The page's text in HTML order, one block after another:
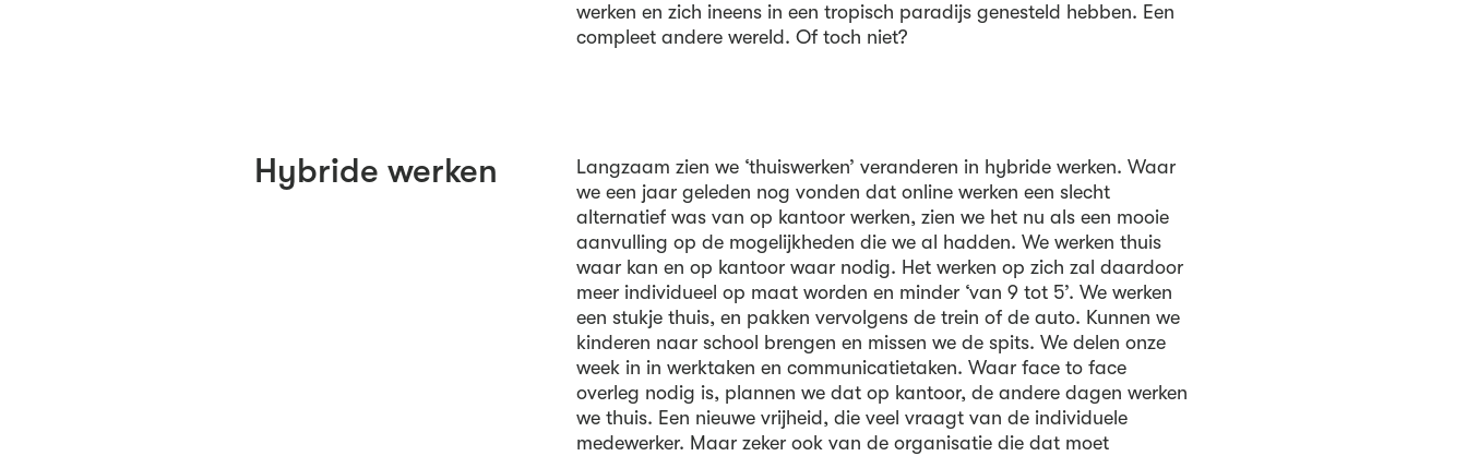
werken en zich ineens in een tropisch paradijs genesteld hebben. Een
compleet andere wereld. Of toch niet?
Hybride werken
Langzaam zien we ‘thuiswerken’ veranderen in hybride werken. Waar
we een jaar geleden nog vonden dat online werken een slecht
alternatief was van op kantoor werken, zien we het nu als een mooie
aanvulling op de mogelijkheden die we al hadden. We werken thuis
waar kan en op kantoor waar nodig. Het werken op zich zal daardoor
meer individueel op maat worden en minder ‘van 9 tot 5’. We werken
een stukje thuis, en pakken vervolgens de trein of de auto. Kunnen we
kinderen naar school brengen en missen we de spits. We delen onze
week in in werktaken en communicatietaken. Waar face to face
overleg nodig is, plannen we dat op kantoor, de andere dagen werken
we thuis. Een nieuwe vrijheid, die veel vraagt van de individuele
medewerker. Maar zeker ook van de organisatie die dat moet